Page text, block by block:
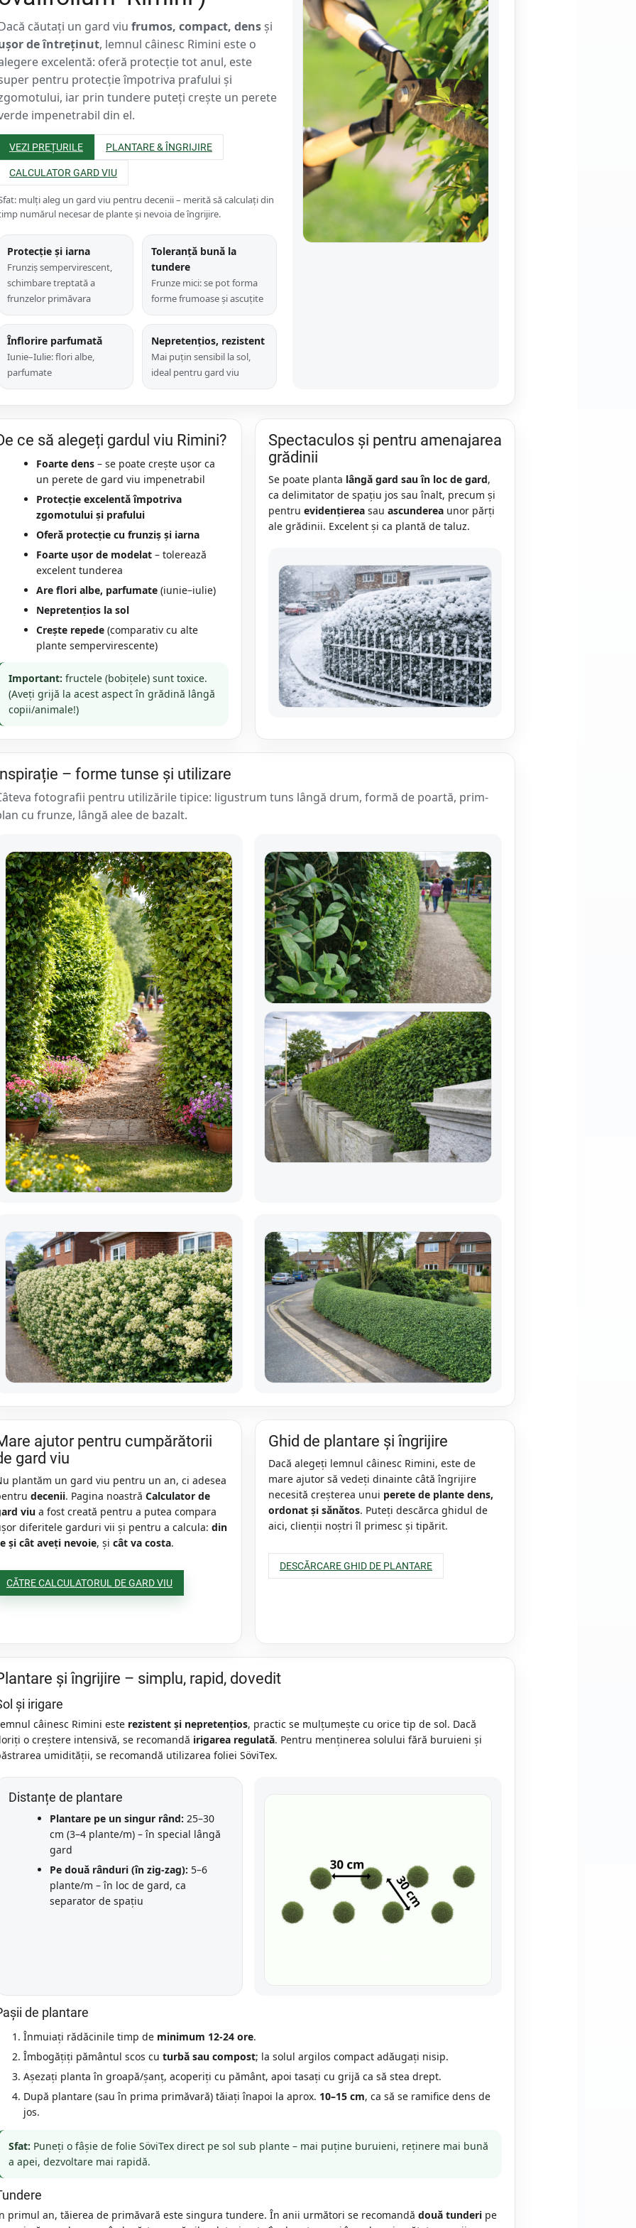
căutați un gard viu frumos, compact, densși
de întreținut, lemnul câinesc Rimini este o
excelentă: oferă protecție tot anul, este
pentru protecție împotriva prafului și
iar prin tundere puteți crește un perete
impenetrabil din el.
VEZI PREȚURILE PLANTARE & ÎNGRIJIRE
CALCULATOR GARD VIU
mulți aleg un gard viu pentru decenii – merită să calculați din
numărul necesar de plante și nevoia de îngrijire.
Protecție și iarna
Frunziș sempervirescent,
schimbare treptată a
frunzelor primăvara
Toleranță bună la
tundere
Frunze mici: se pot forma
forme frumoase și ascuțite
Înflorire parfumată
Iunie–Iulie: flori albe,
parfumate
Nepretențios, rezistent
Mai puțin sensibil la sol,
ideal pentru gard viu
ce să alegeți gardul viu Rimini?
Foarte dens – se poate crește ușor ca
un perete de gard viu impenetrabil
Protecție excelentă împotriva
zgomotului și prafului
Oferă protecție cu frunziș și iarna
Foarte ușor de modelat – tolerează
excelent tunderea
Are flori albe, parfumate (iunie–iulie)
Nepretențios la sol
Crește repede (comparativ cu alte
plante sempervirescente)
Important: fructele (bobițele) sunt toxice.
(Aveți grijă la acest aspect în grădină lângă
copii/animale!)
Spectaculos și pentru amenajarea
grădinii
Se poate planta lângă gard sau în loc de gard,
ca delimitator de spațiu jos sau înalt, precum și
pentru evidențierea sau ascunderea unor părți
ale grădinii. Excelent și ca plantă de taluz.
– forme tunse și utilizare
fotografii pentru utilizările tipice: ligustrum tuns lângă drum, formă de poartă, prim-
cu frunze, lângă alee de bazalt.
ajutor pentru cumpărătorii
gard viu
plantăm un gard viu pentru un an, ci adesea
decenii. Pagina noastră Calculator de
viu a fost creată pentru a putea compara
diferitele garduri vii și pentru a calcula: din
și cât aveți nevoie, și cât va costa.
CĂTRE CALCULATORUL DE GARD VIU
Ghid de plantare și îngrijire
Dacă alegeți lemnul câinesc Rimini, este de
mare ajutor să vedeți dinainte câtă îngrijire
necesită creșterea unui perete de plante dens,
ordonat și sănătos. Puteți descărca ghidul de
aici, clienții noștri îl primesc și tipărit.
DESCĂRCARE GHID DE PLANTARE
și îngrijire – simplu, rapid, dovedit
și irigare
câinesc Rimini este rezistent și nepretențios, practic se mulțumește cu orice tip de sol. Dacă
o creștere intensivă, se recomandă irigarea regulată. Pentru menținerea solului fără buruieni și
umidității, se recomandă utilizarea foliei SöviTex.
Distanțe de plantare
Plantare pe un singur rând: 25–30
cm (3–4 plante/m) – în special lângă
gard
Pe două rânduri (în zig-zag): 5–6
plante/m – în loc de gard, ca
separator de spațiu
de plantare
Înmuiați rădăcinile timp de minimum 12-24 ore.
Îmbogățiți pământul scos cu turbă sau compost; la solul argilos compact adăugați nisip.
Așezați planta în groapă/șanț, acoperiți cu pământ, apoi tasați cu grijă ca să stea drept.
După plantare (sau în prima primăvară) tăiați înapoi la aprox. 10–15 cm, ca să se ramifice dens de
jos.
Sfat: Puneți o fâșie de folie SöviTex direct pe sol sub plante – mai puține buruieni, reținere mai bună
a apei, dezvoltare mai rapidă.
primul an, tăierea de primăvară este singura tundere. În anii următori se recomandă două tunderi pe